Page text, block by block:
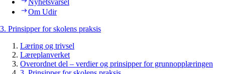
Nyhetsvarsel
Om Udir
3. Prinsipper for skolens praksis
Læring og trivsel
Læreplanverket
Overordnet del – verdier og prinsipper for grunnopplæringen